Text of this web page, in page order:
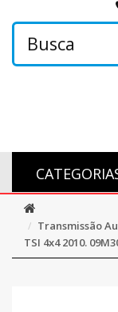
Transmissão
TSI 4x4 2010.